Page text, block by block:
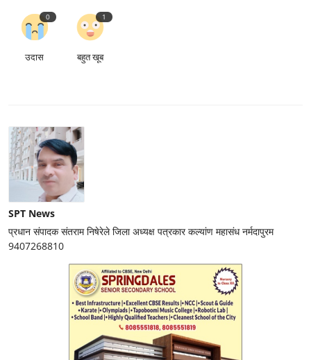
0
उदास
1
बहुत खूब
SPT News
प्रधान संपादक संतराम निषेरेले जिला अध्यक्ष पत्रकार कल्यांण महासंध नर्मदापुरम
9407268810